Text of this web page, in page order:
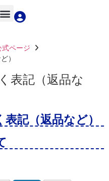
ページ
）
表記（返品な
記（返品など）